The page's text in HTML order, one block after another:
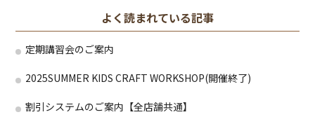
よく読まれている記事
定期講習会のご案内
2025SUMMER KIDS CRAFT WORKSHOP(開催終了)
割引システムのご案内【全店舗共通】